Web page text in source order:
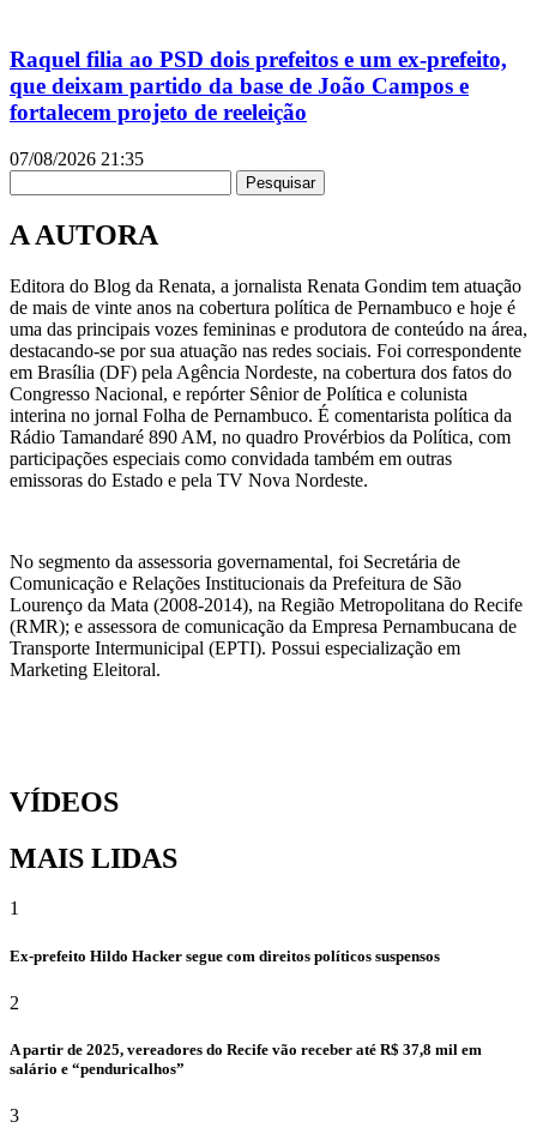
Raquel filia ao PSD dois prefeitos e um ex-prefeito,
que deixam partido da base de João Campos e
fortalecem projeto de reeleição
07/08/2026 21:35
Pesquisar
A AUTORA
Editora do Blog da Renata, a jornalista Renata Gondim tem atuação
de mais de vinte anos na cobertura política de Pernambuco e hoje é
uma das principais vozes femininas e produtora de conteúdo na área,
destacando-se por sua atuação nas redes sociais. Foi correspondente
em Brasília (DF) pela Agência Nordeste, na cobertura dos fatos do
Congresso Nacional, e repórter Sênior de Política e colunista
interina no jornal Folha de Pernambuco. É comentarista política da
Rádio Tamandaré 890 AM, no quadro Provérbios da Política, com
participações especiais como convidada também em outras
emissoras do Estado e pela TV Nova Nordeste.
No segmento da assessoria governamental, foi Secretária de
Comunicação e Relações Institucionais da Prefeitura de São
Lourenço da Mata (2008-2014), na Região Metropolitana do Recife
(RMR); e assessora de comunicação da Empresa Pernambucana de
Transporte Intermunicipal (EPTI). Possui especialização em
Marketing Eleitoral.
VÍDEOS
MAIS LIDAS
1
Ex-prefeito Hildo Hacker segue com direitos políticos suspensos
2
A partir de 2025, vereadores do Recife vão receber até R$ 37,8 mil em
salário e “penduricalhos”
3